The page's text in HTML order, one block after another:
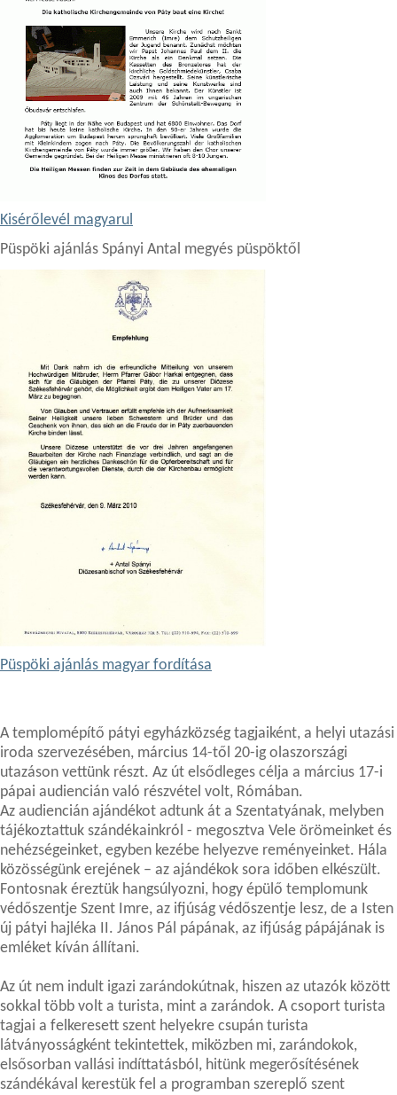
Kisérőlevél magyarul
Püspöki ajánlás Spányi Antal megyés püspöktől
Püspöki ajánlás magyar fordítása
A templomépítő pátyi egyházközség tagjaiként, a helyi utazási
iroda szervezésében, március 14-től 20-ig olaszországi
utazáson vettünk részt. Az út elsődleges célja a március 17-i
pápai audiencián való részvétel volt, Rómában.
Az audiencián ajándékot adtunk át a Szentatyának, melyben
tájékoztattuk szándékainkról - megosztva Vele örömeinket és
nehézségeinket, egyben kezébe helyezve reményeinket. Hála
közösségünk erejének – az ajándékok sora időben elkészült.
Fontosnak éreztük hangsúlyozni, hogy épülő templomunk
védőszentje Szent Imre, az ifjúság védőszentje lesz, de a Isten
új pátyi hajléka II. János Pál pápának, az ifjúság pápájának is
emléket kíván állítani.
Az út nem indult igazi zarándokútnak, hiszen az utazók között
sokkal több volt a turista, mint a zarándok. A csoport turista
tagjai a felkeresett szent helyekre csupán turista
látványosságként tekintettek, miközben mi, zarándokok,
elsősorban vallási indíttatásból, hitünk megerősítésének
szándékával kerestük fel a programban szereplő szent